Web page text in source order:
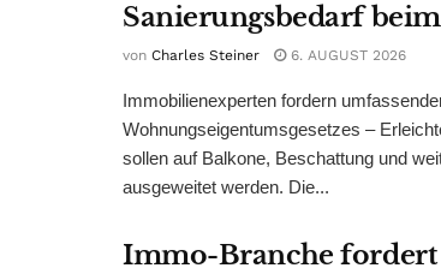
Sanierungsbedarf
von Charles Steiner 6. AUGUST 2026
Immobilienexperten fordern
Wohnungseigentumsgesetzes –
sollen auf Balkone, Beschattung und
ausgeweitet werden. Die...
Immo-Branche fordert